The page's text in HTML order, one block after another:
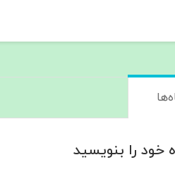
خود را بنویسید